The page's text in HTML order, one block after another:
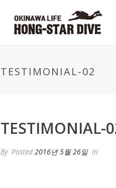
TESTIMONIAL-02
TESTIMONIAL-
By Posted 2016년 5월 26일 In